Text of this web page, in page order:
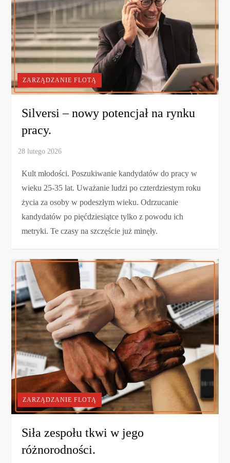
ZARZĄDZANIE FLOTĄ
Silversi – nowy potencjał na rynku
pracy.
Kult młodości. Poszukiwanie kandydatów do pracy w
wieku 25-35 lat. Uważanie ludzi po czterdziestym roku
życia za osoby w podeszłym wieku. Odrzucanie
kandydatów po pięćdziesiątce tylko z powodu ich
metryki. Te czasy na szczęście już minęły.
ZARZĄDZANIE FLOTĄ
Siła zespołu tkwi w jego
różnorodności.